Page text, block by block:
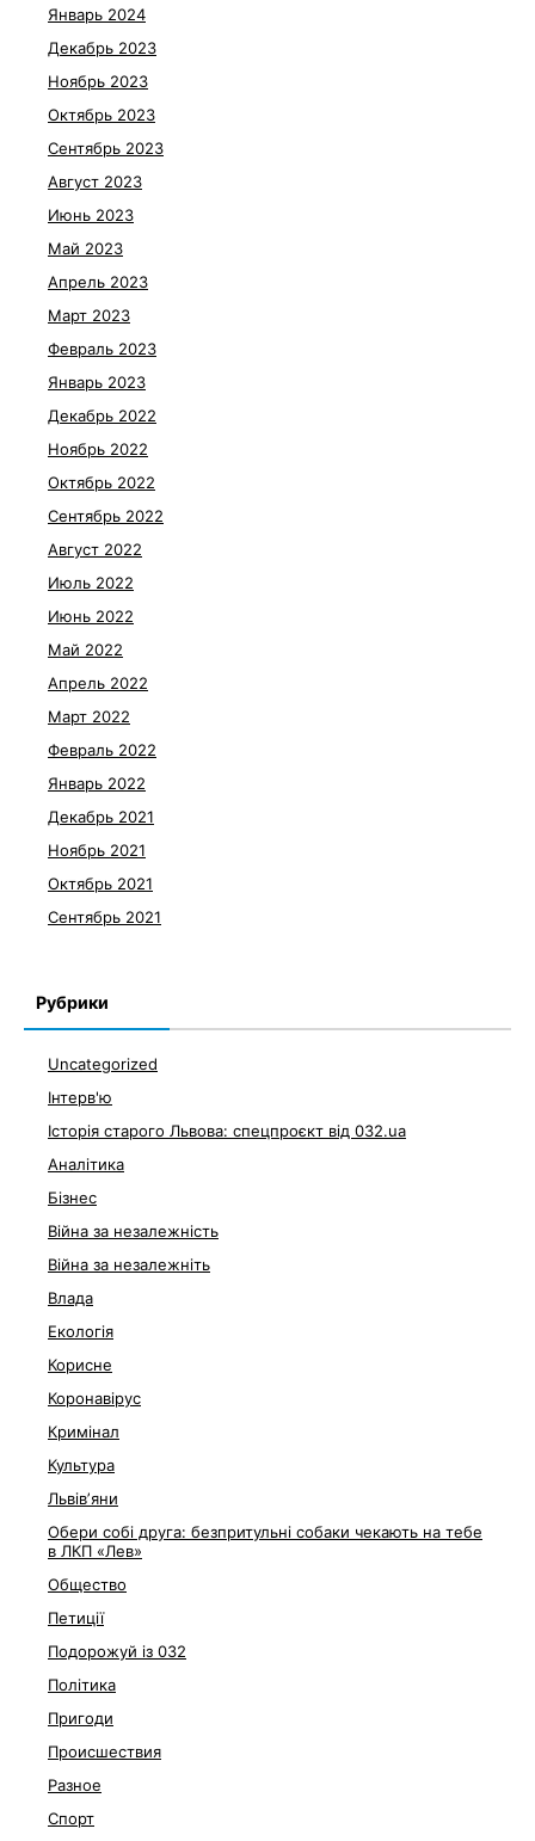
Январь 2024
Декабрь 2023
Ноябрь 2023
Октябрь 2023
Сентябрь 2023
Август 2023
Июнь 2023
Май 2023
Апрель 2023
Март 2023
Февраль 2023
Январь 2023
Декабрь 2022
Ноябрь 2022
Октябрь 2022
Сентябрь 2022
Август 2022
Июль 2022
Июнь 2022
Май 2022
Апрель 2022
Март 2022
Февраль 2022
Январь 2022
Декабрь 2021
Ноябрь 2021
Октябрь 2021
Сентябрь 2021
Рубрики
Uncategorized
Інтерв'ю
Історія старого Львова: спецпроєкт від 032.ua
Аналітика
Бізнес
Війна за незалежність
Війна за незалежніть
Влада
Екологія
Корисне
Коронавірус
Кримінал
Культура
Львівʼяни
Обери собі друга: безпритульні собаки чекають на тебе
в ЛКП «Лев»
Общество
Петиції
Подорожуй із 032
Політика
Пригоди
Происшествия
Разное
Спорт